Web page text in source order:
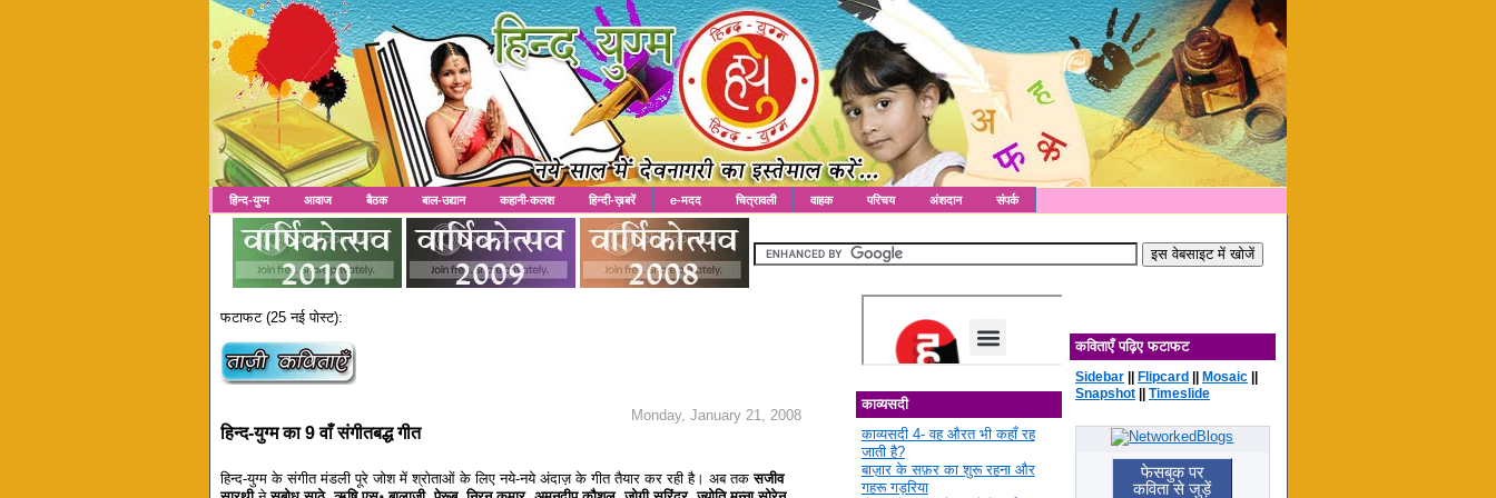
हिन्द-युग्म आवाज बैठक बाल-उद्यान कहानी-कलश हिन्दी-ख़बरें e-मदद चित्रावली वाहक परिचय अंशदान संपर्क
फटाफट (25 नई पोस्ट):
Monday, January 21, 2008
हिन्द-युग्म का 9 वाँ संगीतबद्ध गीत
हिन्द-युग्म के संगीत मंडली पूरे जोश में श्रोताओं के लिए नये-नये अंदाज़ के गीत तैयार कर रही है। अब तकसजीव
काव्यसदी
काव्यसदी 4- वह औरत भी कहाँ रह
जाती है?
बाज़ार के सफ़र का शुरू रहना और
गहरू गड़रिया
कविताएँ पढ़िए फटाफट
Sidebar ||Flipcard ||Mosaic ||
Snapshot ||Timeslide
फेसबुक पर
कविता से जुड़ें